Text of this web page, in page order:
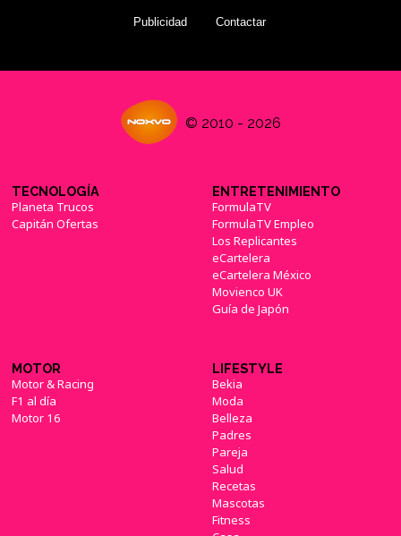
Publicidad Contactar
© 2010 - 2026
TECNOLOGÍA
Planeta Trucos
Capitán Ofertas
ENTRETENIMIENTO
FormulaTV
FormulaTV Empleo
Los Replicantes
eCartelera
eCartelera México
Movienco UK
Guía de Japón
MOTOR
Motor & Racing
F1 al día
Motor 16
LIFESTYLE
Bekia
Moda
Belleza
Padres
Pareja
Salud
Recetas
Mascotas
Fitness